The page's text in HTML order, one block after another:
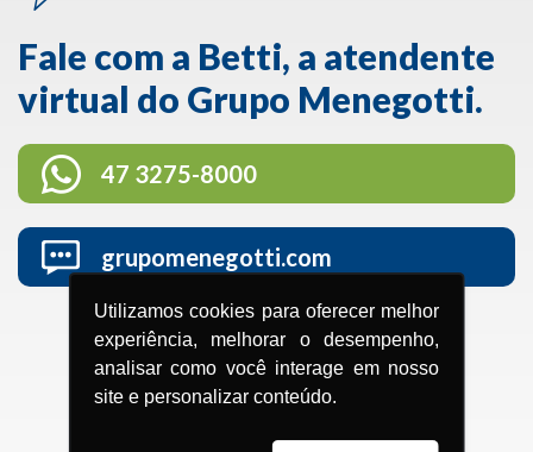
Utilizamos cookies para oferecer melhor
experiência, melhorar o desempenho,
analisar como você interage em nosso
site e personalizar conteúdo.
Fale com a Betti, a atendente
virtual do Grupo Menegotti.
47 3275-8000
grupomenegotti.com